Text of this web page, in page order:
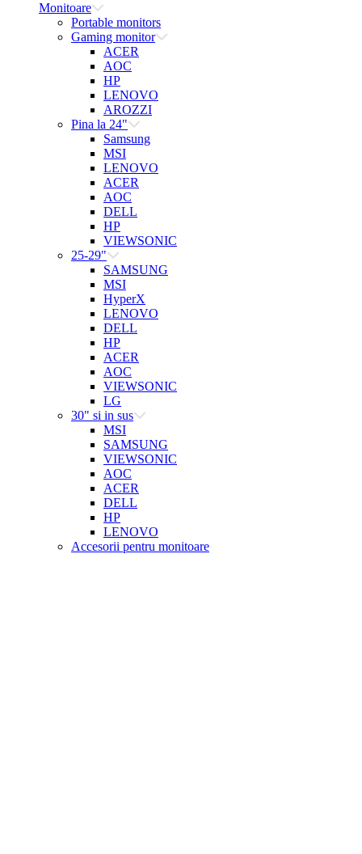
Monitoare
Portable monitors
Gaming monitor
ACER
AOC
HP
LENOVO
AROZZI
Pina la 24"
Samsung
MSI
LENOVO
ACER
AOC
DELL
HP
VIEWSONIC
25-29"
SAMSUNG
MSI
HyperX
LENOVO
DELL
HP
ACER
AOC
VIEWSONIC
LG
30" si in sus
MSI
SAMSUNG
VIEWSONIC
AOC
ACER
DELL
HP
LENOVO
Accesorii pentru monitoare